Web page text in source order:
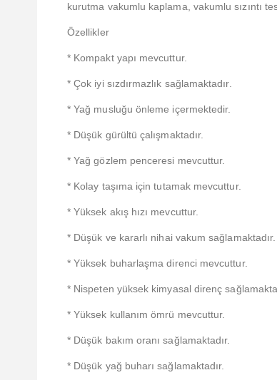
kurutma vakumlu kaplama, vakumlu sızıntı
Özellikler
* Kompakt yapı mevcuttur.
* Çok iyi sızdırmazlık sağlamaktadır.
* Yağ musluğu önleme içermektedir.
* Düşük gürültü çalışmaktadır.
* Yağ gözlem penceresi mevcuttur.
* Kolay taşıma için tutamak mevcuttur.
* Yüksek akış hızı mevcuttur.
* Düşük ve kararlı nihai vakum sağlamaktadır.
* Yüksek buharlaşma direnci mevcuttur.
* Nispeten yüksek kimyasal direnç
* Yüksek kullanım ömrü mevcuttur.
* Düşük bakım oranı sağlamaktadır.
* Düşük yağ buharı sağlamaktadır.